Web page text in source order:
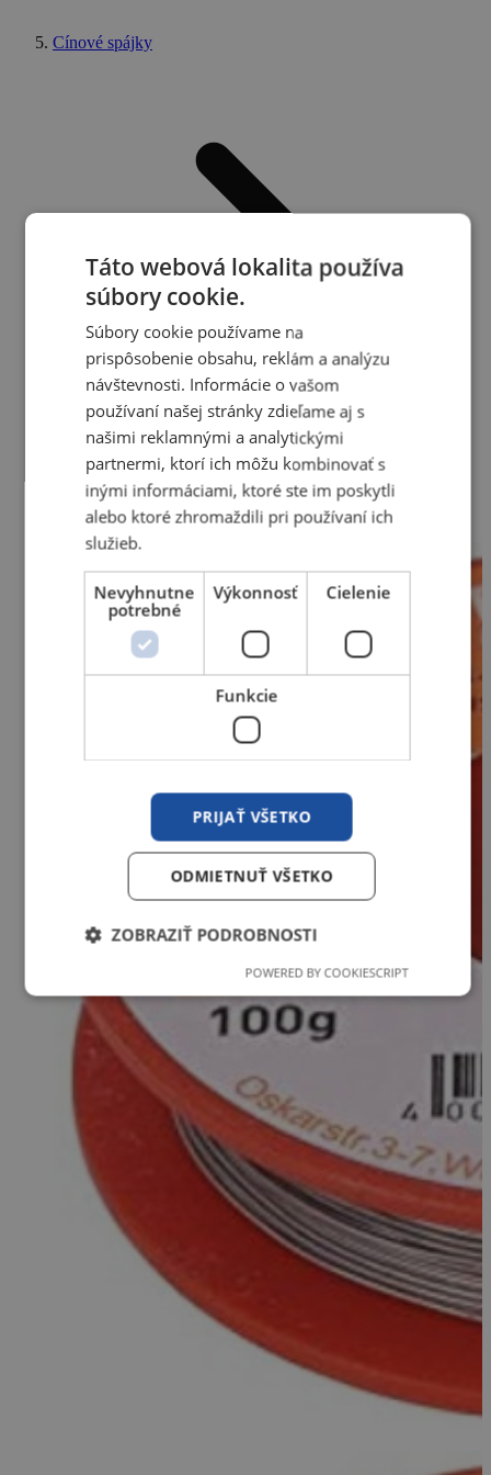
Cínové spájky
Cínová spájka trubičková *2,0 60Sn 0,1kg
Táto webová lokalita používa
súbory cookie.
Súbory cookie používame na
prispôsobenie obsahu, reklám a analýzu
návštevnosti. Informácie o vašom
používaní našej stránky zdieľame aj s
našimi reklamnými a analytickými
partnermi, ktorí ich môžu kombinovať s
inými informáciami, ktoré ste im poskytli
alebo ktoré zhromaždili pri používaní ich
služieb.
Nevyhnutne
potrebné
Výkonnosť Cielenie
Funkcie
PRIJAŤ VŠETKO
ODMIETNUŤ VŠETKO
ZOBRAZIŤ PODROBNOSTI
Nevyhnutne potrebné
Výkonnosť
Nevyhnutne potrebné súbory cookie umožňujú
základné funkcie webovej lokality, ako prihlásenie
používateľa a správa účtu. Webová lokalita sa nedá
správne používať bez nevyhnutne potrebných
Meno
Poskytovateľ
Uplynutie
platnosti
Popis
XSRF-
TOKEN
1 hodina
59 minút
Tento súbor
cookie je
napísaný,
aby pomohol
útokom
Falšovanie
požiadaviek
POWERED BY COOKIESCRIPT